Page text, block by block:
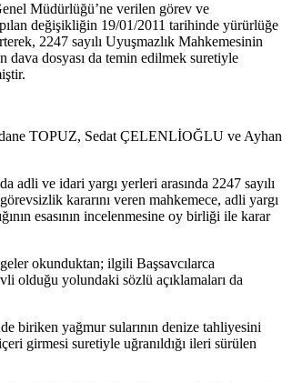
Müdürlüğü’ne verilen görev ve
değişikliğin 19/01/2011 tarihinde yürürlüğe
2247 sayılı Uyuşmazlık Mahkemesinin
dosyası da temin edilmek suretiyle
TOPUZ, Sedat ÇELENLİOĞLU ve Ayhan
adli ve idari yargı yerleri arasında 2247 sayılı
kararını veren mahkemece, adli yargı
esasının incelenmesine oy birliği ile karar
okunduktan; ilgili Başsavcılarca
olduğu yolundaki sözlü açıklamaları da
biriken yağmur sularının denize tahliyesini
girmesi suretiyle uğranıldığı ileri sürülen